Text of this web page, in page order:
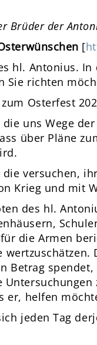
Brüder der
[
hl. Antonius.
Sie richten
Osterfest
uns Wege
über Pläne
versuchen,
Krieg und mit
des hl.
die Armen
Betrag
er, helfen
jeden Tag